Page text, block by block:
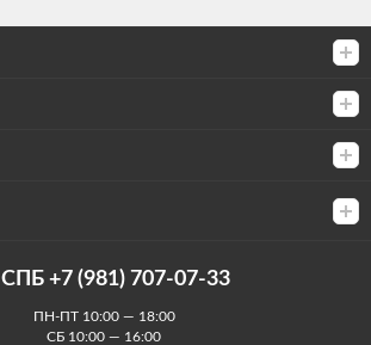
СПБ +7 (981) 707-07-33
ПН-ПТ 10:00 — 18:00
СБ 10:00 — 16:00